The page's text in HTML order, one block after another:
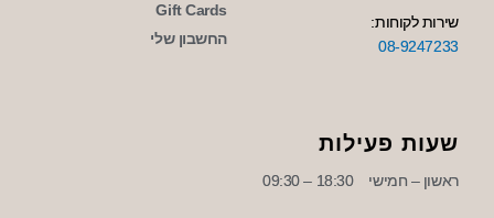
שירות לקוחות:
08-9247233
Gift Cards
החשבון שלי
שעות פעילות
ראשון – חמישי 18:30 – 09:30